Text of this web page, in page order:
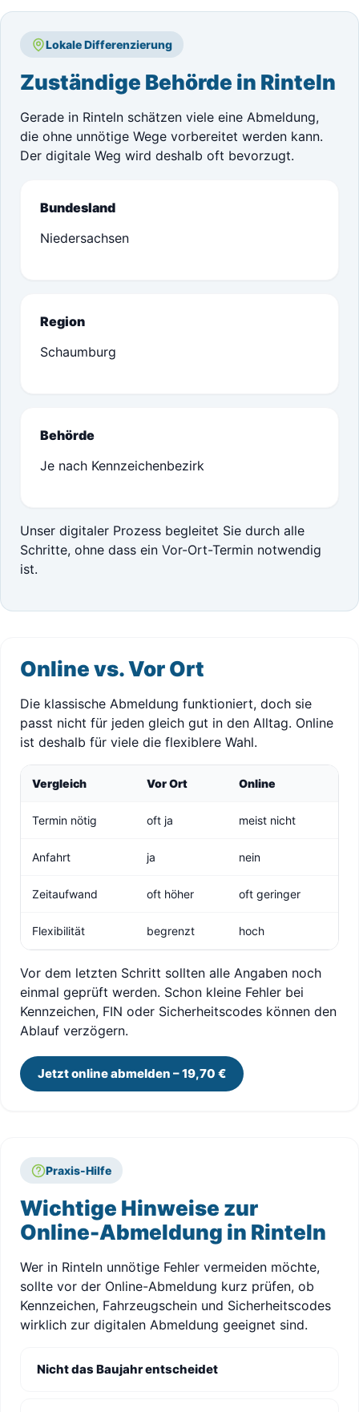
Lokale Differenzierung
Zuständige Behörde in Rinteln
Gerade in Rinteln schätzen viele eine Abmeldung,
die ohne unnötige Wege vorbereitet werden kann.
Der digitale Weg wird deshalb oft bevorzugt.
Bundesland
Niedersachsen
Region
Schaumburg
Behörde
Je nach Kennzeichenbezirk
Unser digitaler Prozess begleitet Sie durch alle
Schritte, ohne dass ein Vor-Ort-Termin notwendig
ist.
Online vs. Vor Ort
Die klassische Abmeldung funktioniert, doch sie
passt nicht für jeden gleich gut in den Alltag. Online
ist deshalb für viele die flexiblere Wahl.
Vergleich Vor Ort Online
Termin nötig oft ja meist nicht
Anfahrt ja nein
Zeitaufwand oft höher oft geringer
Flexibilität begrenzt hoch
Vor dem letzten Schritt sollten alle Angaben noch
einmal geprüft werden. Schon kleine Fehler bei
Kennzeichen, FIN oder Sicherheitscodes können den
Ablauf verzögern.
Jetzt online abmelden – 19,70 €
Praxis-Hilfe
Wichtige Hinweise zur
Online-Abmeldung in Rinteln
Wer in Rinteln unnötige Fehler vermeiden möchte,
sollte vor der Online-Abmeldung kurz prüfen, ob
Kennzeichen, Fahrzeugschein und Sicherheitscodes
wirklich zur digitalen Abmeldung geeignet sind.
Nicht das Baujahr entscheidet